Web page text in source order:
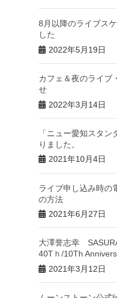
8月以降のライブス
した
2022年5月19日
カフェ＆夜のライブ
せ
2022年3月14日
「ニュー愛知スタ
りました。
2021年10月4日
ライブ申し込み時の
の方法
2021年6月27日
大澤誉志幸
40Tｈ/10Th
2021年3月12日